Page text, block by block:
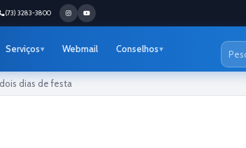
(73) 3283-3800
Serviços Webmail Conselhos
dias de festa